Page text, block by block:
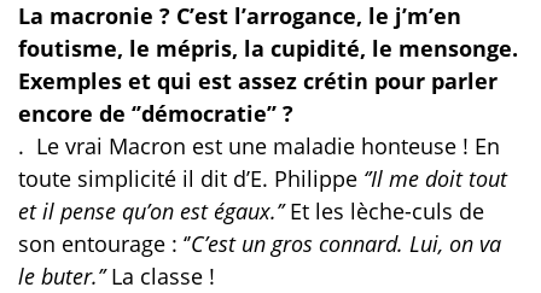
La macronie ? C’est l’arrogance, le j’m’en
foutisme, le mépris, la cupidité, le mensonge.
Exemples et qui est assez crétin pour parler
encore de ‘’démocratie’’ ?
. Le vrai Macron est une maladie honteuse ! En
toute simplicité il dit d’E. Philippe ‘’Il me doit tout
et il pense qu’on est égaux.’’Et les lèche-culs de
son entourage : ‘’C’est un gros connard. Lui, on va
le buter.’’La classe !